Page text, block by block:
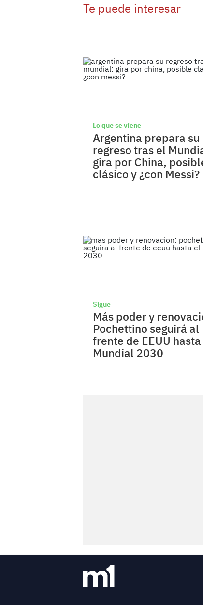
Te puede interesar
Lo que se viene
Argentina prepara su
regreso tras el
gira por China,
clásico y ¿con Messi?
Sigue
Más poder y
Pochettino seguirá al
frente de EEUU
Mundial 2030